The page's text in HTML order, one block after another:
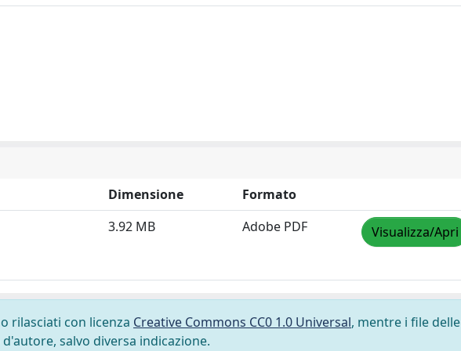
Dimensione
Formato
3.92 MB Adobe PDF Visualizza/Apri
rilasciati con licenza Creative Commons CC0 1.0 Universal, mentre i file delle
salvo diversa indicazione.